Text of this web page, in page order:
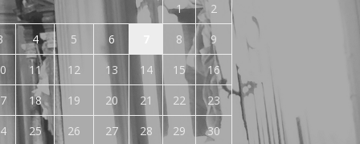
1
2
4 5 6 8
9
11 12 13 14 15
16
18 19 20 21 22
23
25 26 27 28 29 30